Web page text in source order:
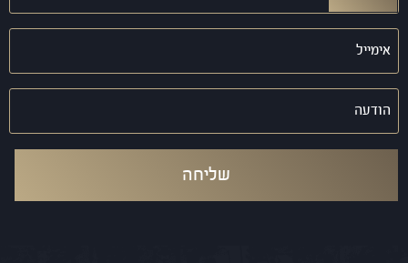
אימייל
(חובה)
הודעה